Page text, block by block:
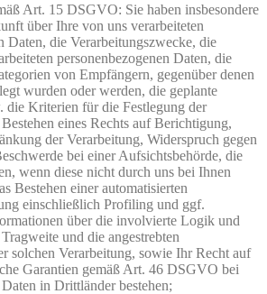
Art. 15 DSGVO: Sie haben insbesondere
über Ihre von uns verarbeiteten
Daten, die Verarbeitungszwecke, die
personenbezogenen Daten, die
von Empfängern, gegenüber denen
wurden oder werden, die geplante
die Kriterien für die Festlegung der
eines Rechts auf Berichtigung,
der Verarbeitung, Widerspruch gegen
bei einer Aufsichtsbehörde, die
wenn diese nicht durch uns bei Ihnen
Bestehen einer automatisierten
einschließlich Profiling und ggf.
über die involvierte Logik und
und die angestrebten
solchen Verarbeitung, sowie Ihr Recht auf
Garantien gemäß Art. 46 DSGVO bei
in Drittländer bestehen;